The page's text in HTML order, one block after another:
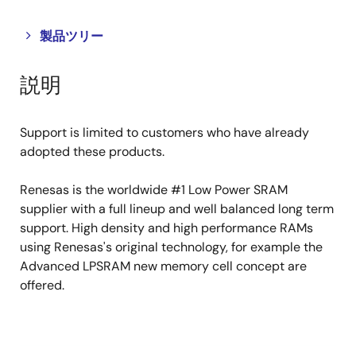
製品ツリー
Close
tree
menu
Open
tree
menu
説明
Support is limited to customers who have already
adopted these products.
Renesas is the worldwide #1 Low Power SRAM
supplier with a full lineup and well balanced long term
support. High density and high performance RAMs
using Renesas's original technology, for example the
Advanced LPSRAM new memory cell concept are
offered.